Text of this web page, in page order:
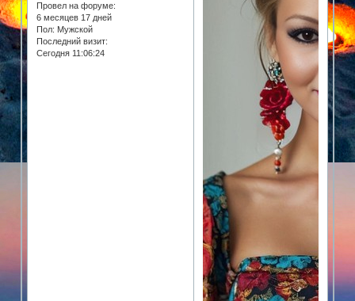
Провел на форуме:
6 месяцев 17 дней
Пол: Мужской
Последний визит:
Сегодня 11:06:24